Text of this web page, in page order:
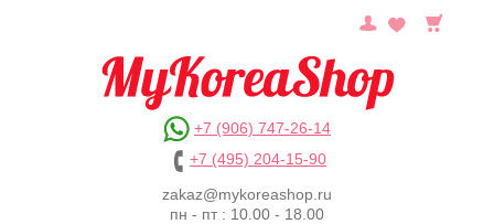
+7 (906) 747-26-14
+7 (495) 204-15-90
zakaz@mykoreashop.ru
пн - пт : 10.00 - 18.00